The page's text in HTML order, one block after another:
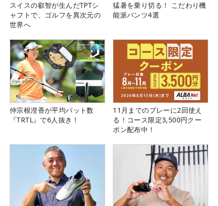
スイスの叡智が生んだTPTシ
ャフトで、ゴルフを異次元の
世界へ
猛暑を乗り切る！ こだわり機
能派パンツ4選
仲宗根澄香が平均パット数
『TRTL』で6人抜き！
11月までのプレーに2回使え
る！コース限定3,500円クー
ポン配布中！